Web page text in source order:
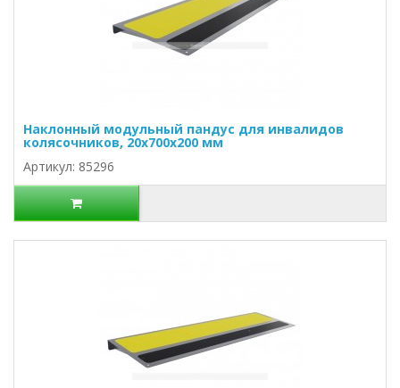
Наклонный модульный пандус для инвалидов
колясочников, 20х700х200 мм
Артикул: 85296